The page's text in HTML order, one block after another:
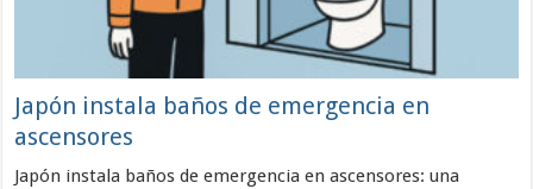
Japón instala baños de emergencia en
ascensores
Japón instala baños de emergencia en ascensores: una